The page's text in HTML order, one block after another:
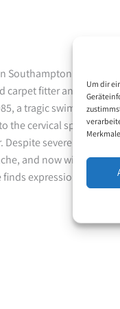
Um dir
Southampton. After
fitter and was
a tragic swimming
the cervical spine and
severe physical
and now with
expression, joy and